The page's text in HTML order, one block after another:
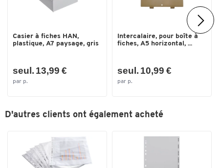
Casier à fiches HAN,
plastique, A7 paysage, gris
seul. 13,99 €
par p.
Intercalaire, pour boîte à
fiches, A5 horizontal, ...
seul. 10,99 €
par p.
D'autres clients ont également acheté